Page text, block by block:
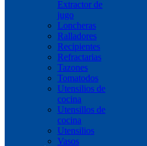
Extractor de
jugo
Loncheras
Ralladores
Recipientes
Refractarias
Tazones
Tomatodos
Utensilios de
cocina
Utensillos de
cocina
Utensilios
Vasos